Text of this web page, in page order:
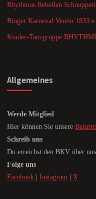
Rhythmus Rebellen
Binger Karneval Verein 1833
Kinder-Tanzgruppe
Allgemeines
Werde Mitglied
Hier können Sie unsere
Schreib uns
Du erreichst den BKV über
Folge uns
Facebook |Instagram | X